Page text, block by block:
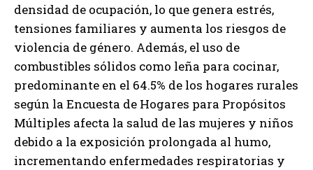
densidad de ocupación, lo que genera estrés,
tensiones familiares y aumenta los riesgos de
violencia de género. Además, el uso de
combustibles sólidos como leña para cocinar,
predominante en el 64.5% de los hogares rurales
según la Encuesta de Hogares para Propósitos
Múltiples afecta la salud de las mujeres y niños
debido a la exposición prolongada al humo,
incrementando enfermedades respiratorias y